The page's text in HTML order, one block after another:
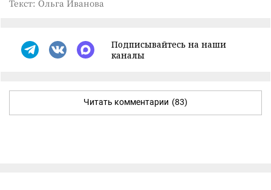
Текст: Ольга Иванова
Подписывайтесь на наши
каналы
Читать комментарии (83)